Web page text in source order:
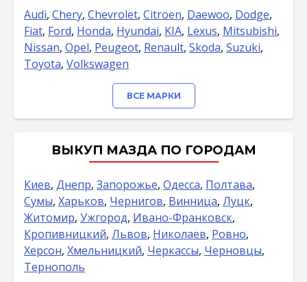
Audi, Chery, Chevrolet, Citroen, Daewoo, Dodge,
Fiat, Ford, Honda, Hyundai, KIA, Lexus, Mitsubishi,
Nissan, Opel, Peugeot, Renault, Skoda, Suzuki,
Toyota, Volkswagen
ВСЕ МАРКИ
ВЫКУП МАЗДА ПО ГОРОДАМ
Киев, Днепр, Запорожье, Одесса, Полтава,
Сумы, Харьков, Чернигов, Винница, Луцк,
Житомир, Ужгород, Ивано-Франковск,
Кропивницкий, Львов, Николаев, Ровно,
Херсон, Хмельницкий, Черкассы, Черновцы,
Тернополь